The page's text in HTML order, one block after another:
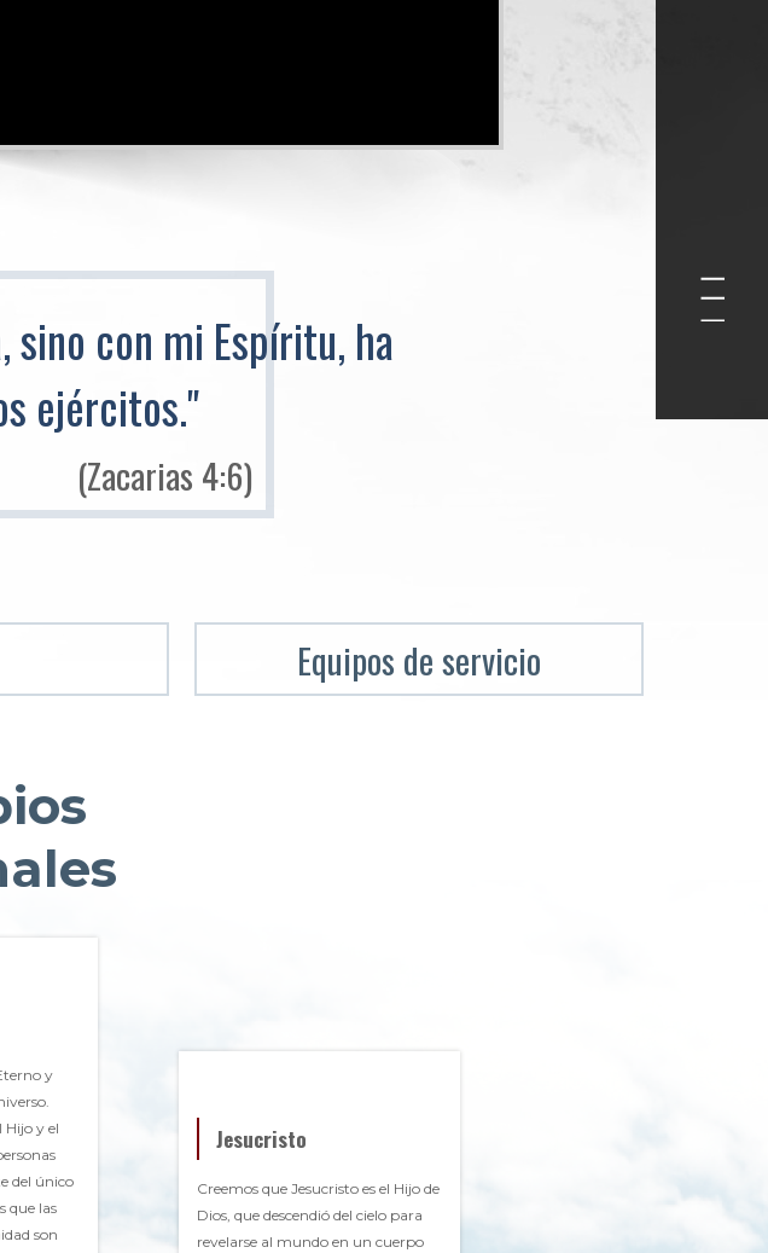
con mi Espíritu, ha
ejércitos."
(Zacarias 4:6)
Equipos de servicio
y
Hijo y el
del único
que las
son
Jesucristo
Creemos que Jesucristo es el Hijo de
Dios, que descendió del cielo para
revelarse al mundo en un cuerpo